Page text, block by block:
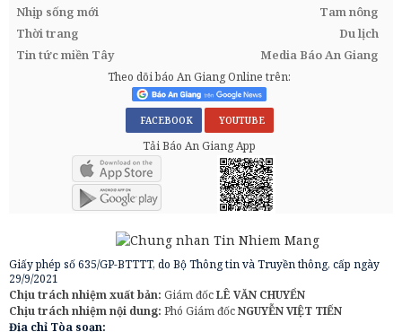
Nhịp sống mới
Tam nông
Thời trang
Du lịch
Tin tức miền Tây
Media Báo An Giang
Theo dõi báo An Giang Online trên:
FACEBOOK YOUTUBE
Tải Báo An Giang App
Giấy phép số 635/GP-BTTTT, do Bộ Thông tin và Truyền thông, cấp ngày
29/9/2021
Chịu trách nhiệm xuất bản: Giám đốcLÊ VĂN CHUYỂN
Chịu trách nhiệm nội dung: Phó Giám đốcNGUYỄN VIỆT TIẾN
Địa chỉ Tòa soạn: